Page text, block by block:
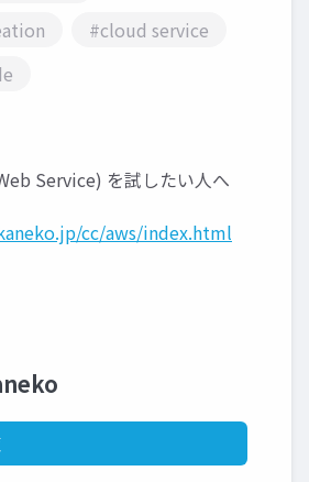
#cloud service
Service) を試したい人へ
cc/aws/index.html